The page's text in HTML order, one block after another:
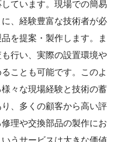
ています。現場での簡易
、経験豊富な技術者が必
を提案・製作します。ま
行い、実際の設置環境や
ことも可能です。このよ
々な現場経験と技術の蓄
、多くの顧客から高い評
理や交換部品の製作にお